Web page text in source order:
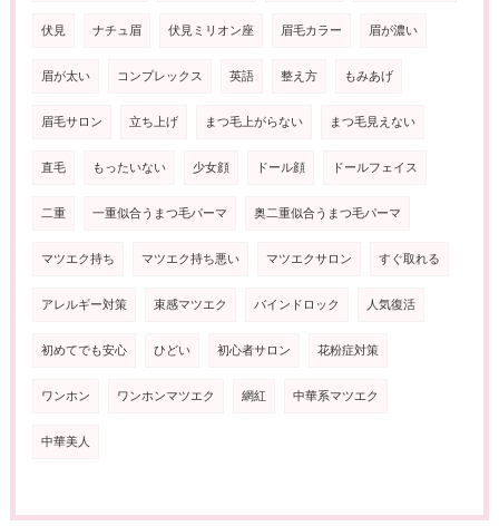
伏見 ナチュ眉 伏見ミリオン座 眉毛カラー 眉が濃い
眉が太い コンプレックス 英語 整え方 もみあげ
眉毛サロン 立ち上げ まつ毛上がらない まつ毛見えない
直毛 もったいない 少女顔 ドール顔 ドールフェイス
二重 一重似合うまつ毛パーマ 奥二重似合うまつ毛パーマ
マツエク持ち マツエク持ち悪い マツエクサロン すぐ取れる
アレルギー対策 束感マツエク バインドロック 人気復活
初めてでも安心 ひどい 初心者サロン 花粉症対策
ワンホン ワンホンマツエク 網紅 中華系マツエク
中華美人